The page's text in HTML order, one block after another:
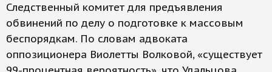
Следственный комитет для предъявления
обвинений по делу о подготовке к массовым
беспорядкам. По словам адвоката
оппозиционера Виолетты Волковой, «существует